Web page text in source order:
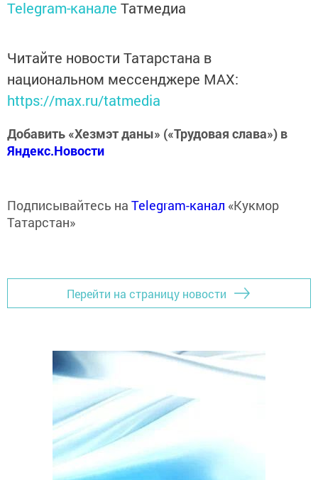
Telegram-канале Татмедиа
Читайте новости Татарстана в
национальном мессенджере MАХ:
https://max.ru/tatmedia
Добавить «Хезмэт даны» («Трудовая слава») в
Яндекс.Новости
Подписывайтесь на Telegram-канал «Кукмор
Татарстан»
Перейти на страницу новости